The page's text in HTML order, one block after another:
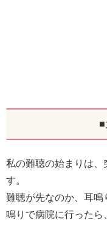
■
私の難聴の始まりは
す。
難聴が先なのか、耳
鳴りで病院に行ったら